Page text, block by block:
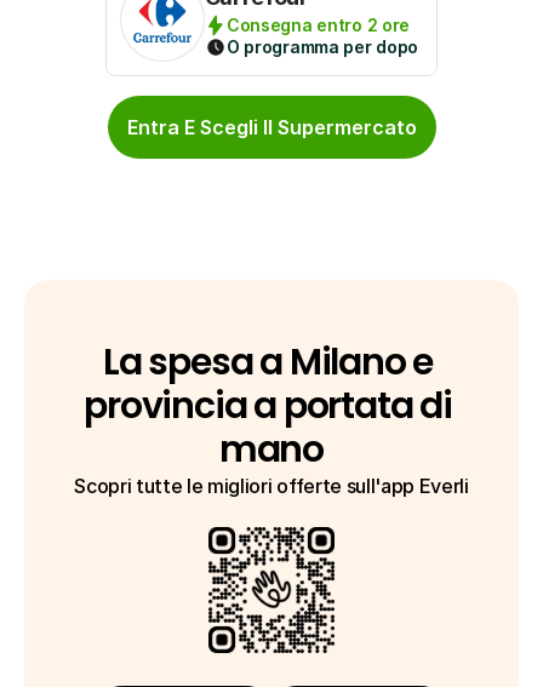
Consegna entro 2 ore
O programma per dopo
Entra E Scegli Il Supermercato
La spesa a Milano e
provincia a portata di
mano
Scopri tutte le migliori offerte sull'app Everli